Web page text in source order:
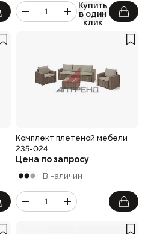
Купить
в один
клик
Комплект плетеной мебели
235-024
Цена по запросу
В наличии